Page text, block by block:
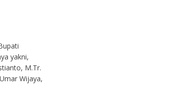
yakni,
M.Tr.
Wijaya,